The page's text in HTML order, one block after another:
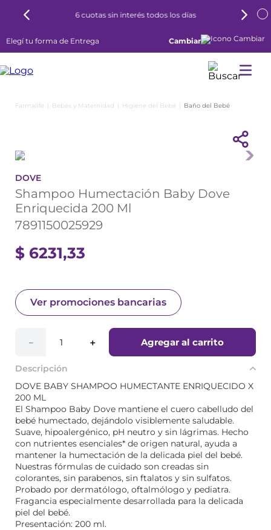
6 cuotas sin interés todos los días
Elegí tu forma de Entrega Cambiar
Bebés y Maternidad Higiene del Bebé Baño del Bebé
DOVE
Shampoo Humectación Baby Dove
Enriquecida 200 Ml
7891150025929
$ 6231,33
Ver promociones bancarias
＋
－ Agregar al carrito
Descripción
DOVE BABY SHAMPOO HUMECTANTE ENRIQUECIDO X
200 ML
El Shampoo Baby Dove mantiene el cuero cabelludo del
bebé humectado, dejándolo visiblemente saludable.
Suave, hipoalergénico, pH neutro y sin lágrimas. Hecho
con nutrientes esenciales* de origen natural, ayuda a
mantener la humectación de la delicada piel del bebé.
Nuestras fórmulas de cuidado son creadas sin
colorantes, sin parabenos, sin ftalatos y sin sulfatos.
Probado por dermatólogo, oftalmólogo y pediatra.
Fragancia especialmente desarrollada para la delicada
piel del bebé.
Presentación: 200 ml.